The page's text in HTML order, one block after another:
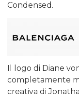
Condensed.
Il logo di Diane
completamente
creativa di